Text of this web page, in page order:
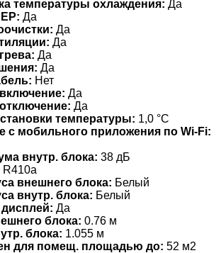
температуры охлаждения: Да
Да
Да
Да
Да
Да
Нет
Да
Да
температуры: 1,0 °С
c мобильного приложения по Wi-Fi:
внутр. блока: 38 дБ
R410a
внешнего блока: Белый
внутр. блока: Белый
Да
блока: 0.76 м
блока: 1.055 м
для помещ. площадью до: 52 м2